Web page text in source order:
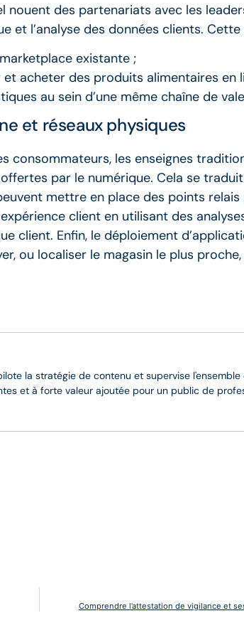
des partenariats avec les
et l’analyse des données clients.
existante ;
acheter des produits alimentaires en
au sein d’une même chaîne de
et réseaux physiques
consommateurs, les enseignes
par le numérique. Cela se
mettre en place des points
client en utilisant des
client. Enfin, le déploiement
ou localiser le magasin le plus
la stratégie de contenu et supervise
et à forte valeur ajoutée pour un public de
Comprendre l’attestation de vigilance et